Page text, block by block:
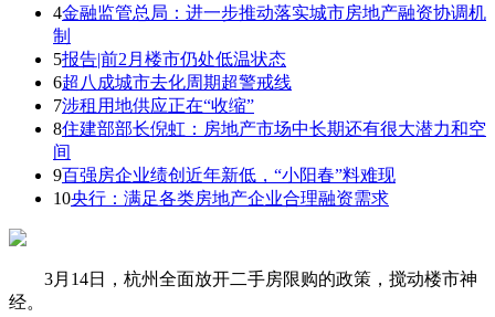
4金融监管总局：进一步推动落实城市房地产融资协调机
制
5报告|前2月楼市仍处低温状态
6超八成城市去化周期超警戒线
7涉租用地供应正在“收缩”
8住建部部长倪虹：房地产市场中长期还有很大潜力和空
间
9百强房企业绩创近年新低，“小阳春”料难现
10央行：满足各类房地产企业合理融资需求
3月14日，杭州全面放开二手房限购的政策，搅动楼市神
经。